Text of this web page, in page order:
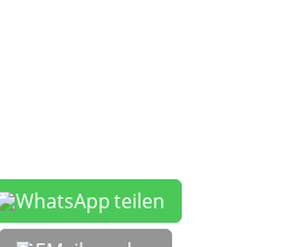
teilen